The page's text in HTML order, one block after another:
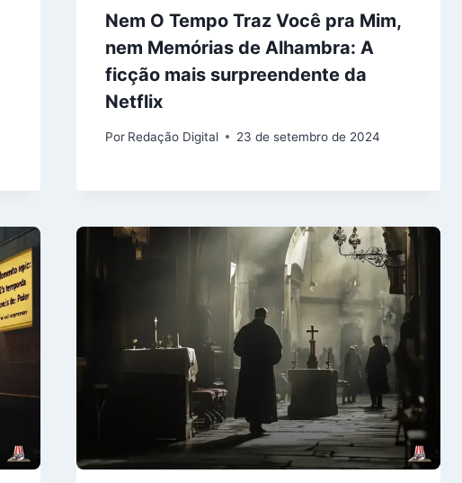
Nem O Tempo Traz Você pra Mim,
nem Memórias de Alhambra: A
ficção mais surpreendente da
Netflix
Por Redação Digital 23 de setembro de 2024